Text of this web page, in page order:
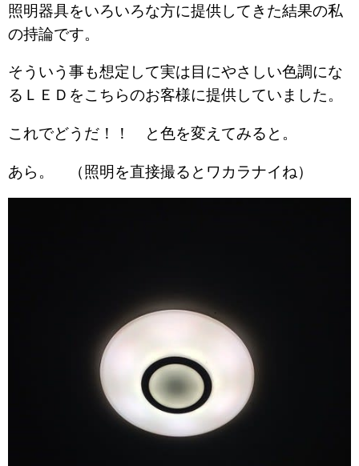
照明器具をいろいろな方に提供してきた結果の私
の持論です。
そういう事も想定して実は目にやさしい色調にな
るＬＥＤをこちらのお客様に提供していました。
これでどうだ！！ と色を変えてみると。
あら。 （照明を直接撮るとワカラナイね）